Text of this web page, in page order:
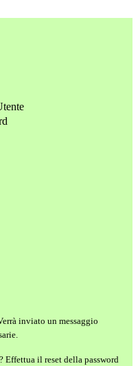
inviato un messaggio
Effettua il reset della password